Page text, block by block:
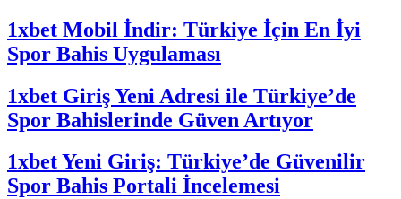
1xbet Mobil İndir: Türkiye İçin En İyi
Spor Bahis Uygulaması
1xbet Giriş Yeni Adresi ile Türkiye’de
Spor Bahislerinde Güven Artıyor
1xbet Yeni Giriş: Türkiye’de Güvenilir
Spor Bahis Portali İncelemesi